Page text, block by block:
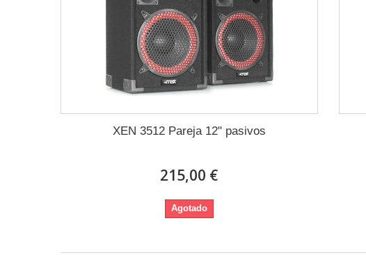
XEN 3512 Pareja 12" pasivos
215,00 €
Agotado